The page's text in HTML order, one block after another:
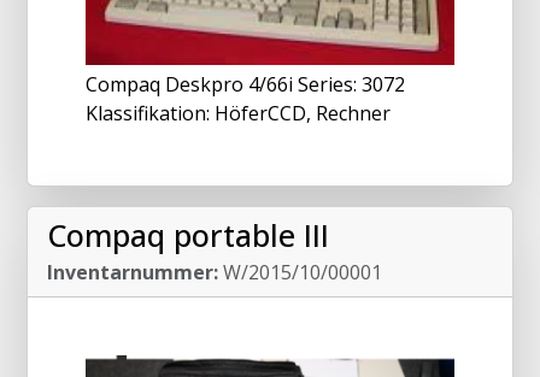
Compaq Deskpro 4/66i Series: 3072
Klassifikation: HöferCCD, Rechner
Compaq portable III
Inventarnummer:W/2015/10/00001